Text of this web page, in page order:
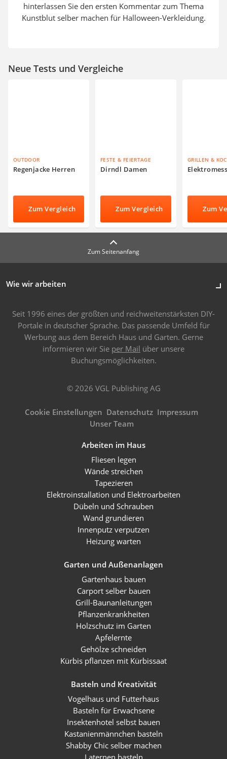
hinterlassen Sie den ersten Kommentar zum Thema
Kunstblut selber machen für Halloween-Verkleidung.
Neue Tests und Vergleiche
OUTDOOR
Regenjacke Herren
Zum Vergleich
FESTE & FEIERTAGE
Dirndl Damen
Zum Vergleich
GRILLEN &
Zum
Zum Seitenanfang
Wie wir arbeiten
Seit 1996 eines der größten und reichweitenstärksten DIY-
Portale in deutscher Sprache. Das passende Umfeld für
Werbung aus dem Bereich Haus und Garten. Gerne
informieren wir Sie per Mail über unsere
Buchungsmöglichkeiten.
© 2026 VGL Publishing AG
Cookie Einstellungen Datenschutz Impressum
Unser Team
Arbeiten im Haus
Fliesen legen
Wände streichen
Tapezieren
Elektroinstallation und Elektroarbeiten
Dübeln und Schrauben
Wand grundieren
Innenputz verputzen
Heizung warten
Garten und Außenanlagen
Gartenhaus bauen
Carport selber bauen
Grill-Baunanleitungen
Pflanzenkrankheiten
Holzschutz im Garten
Apfelernte
Gehölze schneiden
Kürbis pflanzen mit Kürbissaat
Basteln und Kreativität
Vogelhaus und Futterhaus
Basteln für Erwachsene
Insektenhotel selbst bauen
Kastanienmännchen basteln
Shabby Chic selber machen